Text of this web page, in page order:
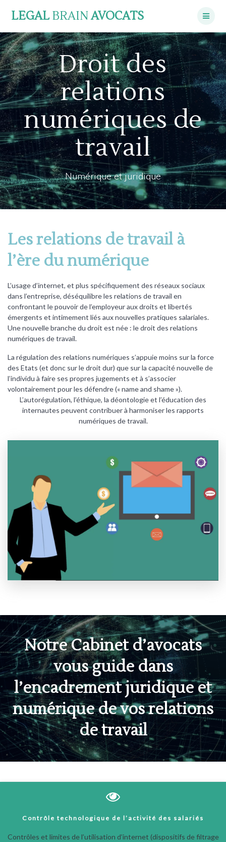
to
LEGALBRAINAVOCATS
Droit des
relations
numériques de
travail
Numérique et juridique
Les relations de travail à
l’ère du numérique
L’usage d’internet, et plus spécifiquement des réseaux sociaux
dans l’entreprise, déséquilibre les relations de travail en
confrontant le pouvoir de l’employeur aux droits et libertés
émergents et intimement liés aux nouvelles pratiques salariales.
Une nouvelle branche du droit est née : le droit des relations
numériques de travail.
La régulation des relations numériques s’appuie moins sur la force
des Etats (et donc sur le droit dur) que sur la capacité nouvelle de
l’individu à faire ses propres jugements et à s’associer
volontairement pour les défendre (« name and shame »).
L’autorégulation, l’éthique, la déontologie et l’éducation des
internautes peuvent contribuer à harmoniser les rapports
numériques de travail.
Notre Cabinet d’avocats
vous guide dans
l’encadrement juridique et
numérique de vos relations
de travail
Contrôle technologique de l’activité des salariés
Contrôles et limites de l’utilisation d’internet (dispositifs de filtrage